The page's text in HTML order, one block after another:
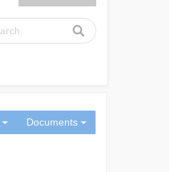
Documents